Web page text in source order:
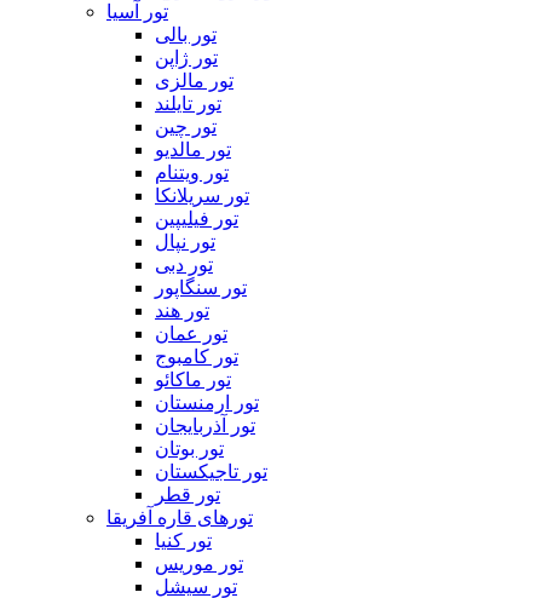
تور آسیا
تور بالی
تور ژاپن
تور مالزی
تور تایلند
تور چین
تور مالدیو
تور ویتنام
تور سریلانکا
تور فیلیپین
تور نپال
تور دبی
تور سنگاپور
تور هند
تور عمان
تور کامبوج
تور ماکائو
تور ارمنستان
تور آذربایجان
تور بوتان
تور تاجیکستان
تور قطر
تورهای قاره آفریقا
تور کنیا
تور موریس
تور سیشل